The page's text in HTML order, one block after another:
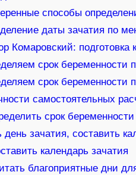
способы
даты зачатия по
Комаровский: подготовка
срок беременности
срок беременности
самостоятельных
срок
зачатия, составить
календарь зачатия
благоприятные дни